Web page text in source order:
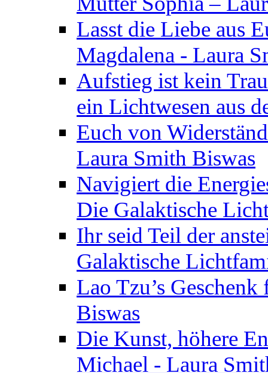
Lasst die Liebe aus
Magdalena - Laura
Aufstieg ist kein
ein Lichtwesen aus
Euch von
Laura Smith Biswas
Navigiert die
Die Galaktische
Ihr seid Teil der
Galaktische
Lao Tzu’s
Biswas
Die Kunst, höhere
Michael - Laura